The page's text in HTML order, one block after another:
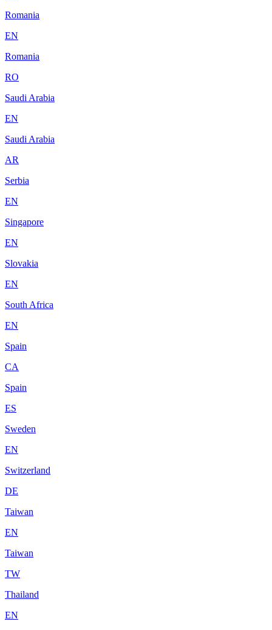
Romania
EN
Romania
RO
Saudi Arabia
EN
Saudi Arabia
AR
Serbia
EN
Singapore
EN
Slovakia
EN
South Africa
EN
Spain
CA
Spain
ES
Sweden
EN
Switzerland
DE
Taiwan
EN
Taiwan
TW
Thailand
EN